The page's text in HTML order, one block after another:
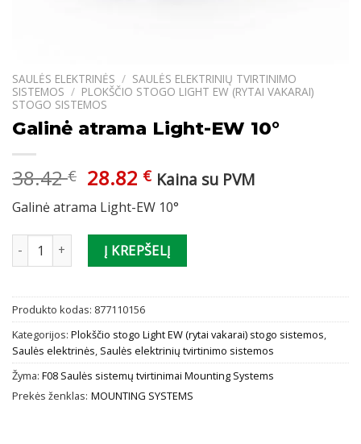
SAULĖS ELEKTRINĖS / SAULĖS ELEKTRINIŲ TVIRTINIMO
SISTEMOS / PLOKŠČIO STOGO LIGHT EW (RYTAI VAKARAI)
STOGO SISTEMOS
Galinė atrama Light-EW 10°
38.42€ Original
price
was:
38.42 €.
28.82 €Current
price
is:
28.82 €.
Kaina su PVM
Galinė atrama Light-EW 10°
produkto kiekis: Galinė atrama Light-EW 10°
Į KREPŠELĮ
Produkto kodas: 877110156
Kategorijos: Plokščio stogo Light EW (rytai vakarai) stogo sistemos
Saulės elektrinės Saulės elektrinių tvirtinimo sistemos
Žyma: F08 Saulės sistemų tvirtinimai Mounting Systems
Prekės ženklas: MOUNTING SYSTEMS